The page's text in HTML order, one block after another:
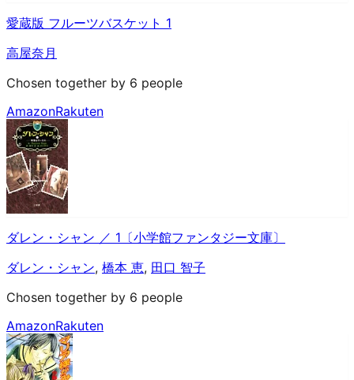
愛蔵版 フルーツバスケット 1
高屋奈月
Chosen together by 6 people
AmazonRakuten
ダレン・シャン ／ 1〔小学館ファンタジー文庫〕
ダレン・シャン, 橋本 恵, 田口 智子
Chosen together by 6 people
AmazonRakuten